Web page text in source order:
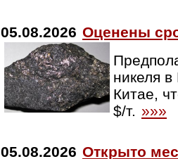
05.08.2026 Оценены
никеля
Китае,
$/т. »»»
05.08.2026 Открыто